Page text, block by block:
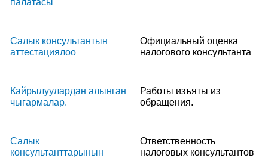
палатасы
Салык консультантын
аттестациялоо
Официальный оценка
налогового консультанта
Кайрылуулардан алынган
чыгармалар.
Работы изъяты из
обращения.
Салык
консультанттарынын
Ответственность
налоговых консультантов